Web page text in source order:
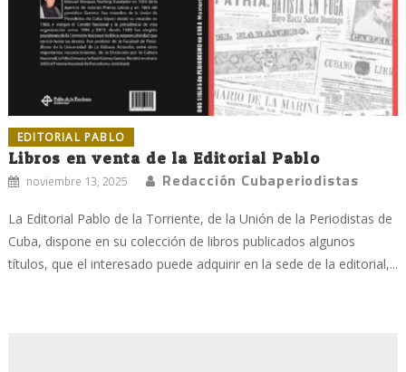
EDITORIAL PABLO
Libros en venta de la Editorial Pablo
noviembre 13, 2025 Redacción Cubaperiodistas
La Editorial Pablo de la Torriente, de la Unión de la Periodistas de
Cuba, dispone en su colección de libros publicados algunos
títulos, que el interesado puede adquirir en la sede de la editorial,...